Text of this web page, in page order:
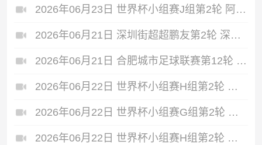
2026年06月23日 世界杯小组赛J组第2轮 阿根廷vs奥地利 全场录像
2026年06月21日 深圳街超超鹏友第2轮 深圳云南板扎 VS 大湾区湖南人 全场录像
2026年06月21日 合肥城市足球联赛第12轮 高新区 VS 安巢经开区 全场录像
2026年06月22日 世界杯小组赛H组第2轮 乌拉圭vs佛得角 全场录像
2026年06月22日 世界杯小组赛G组第2轮 比利时vs伊朗 全场录像
2026年06月22日 世界杯小组赛H组第2轮 西班牙vs沙特 全场录像